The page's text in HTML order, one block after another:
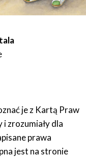
je z Kartą Praw
i zrozumiały dla
prawa
jest na stronie